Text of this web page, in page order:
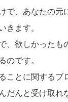
で、あなたの元
きます。
、欲しかったも
のです。
ことに関するブ
だんと受け取れ